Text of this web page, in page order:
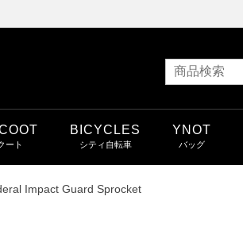
BICYCLES YNOT
Impact Guard Sprocket